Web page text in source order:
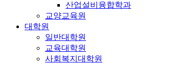
산업설비융합학과
교양교육원
대학원
일반대학원
교육대학원
사회복지대학원